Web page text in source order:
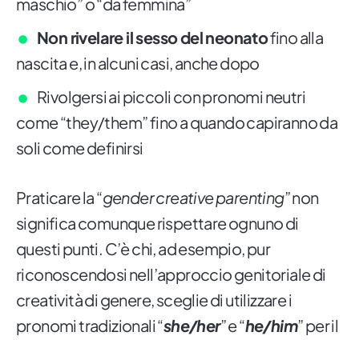
Non rivelare il sesso del neonatofino alla
nascita e, in alcuni casi, anche dopo
Rivolgersi ai piccoli con pronomi neutri
come “they/them” fino a quando capiranno da
soli come definirsi
Praticare la “gender creative parenting” non
significa comunque rispettare ognuno di
questi punti. C’è chi, ad esempio, pur
riconoscendosi nell’approccio genitoriale di
creatività di genere, sceglie di utilizzare i
pronomi tradizionali “she/her” e “he/him” per il